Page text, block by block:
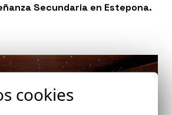
Secundaria en Estepona.
cookies